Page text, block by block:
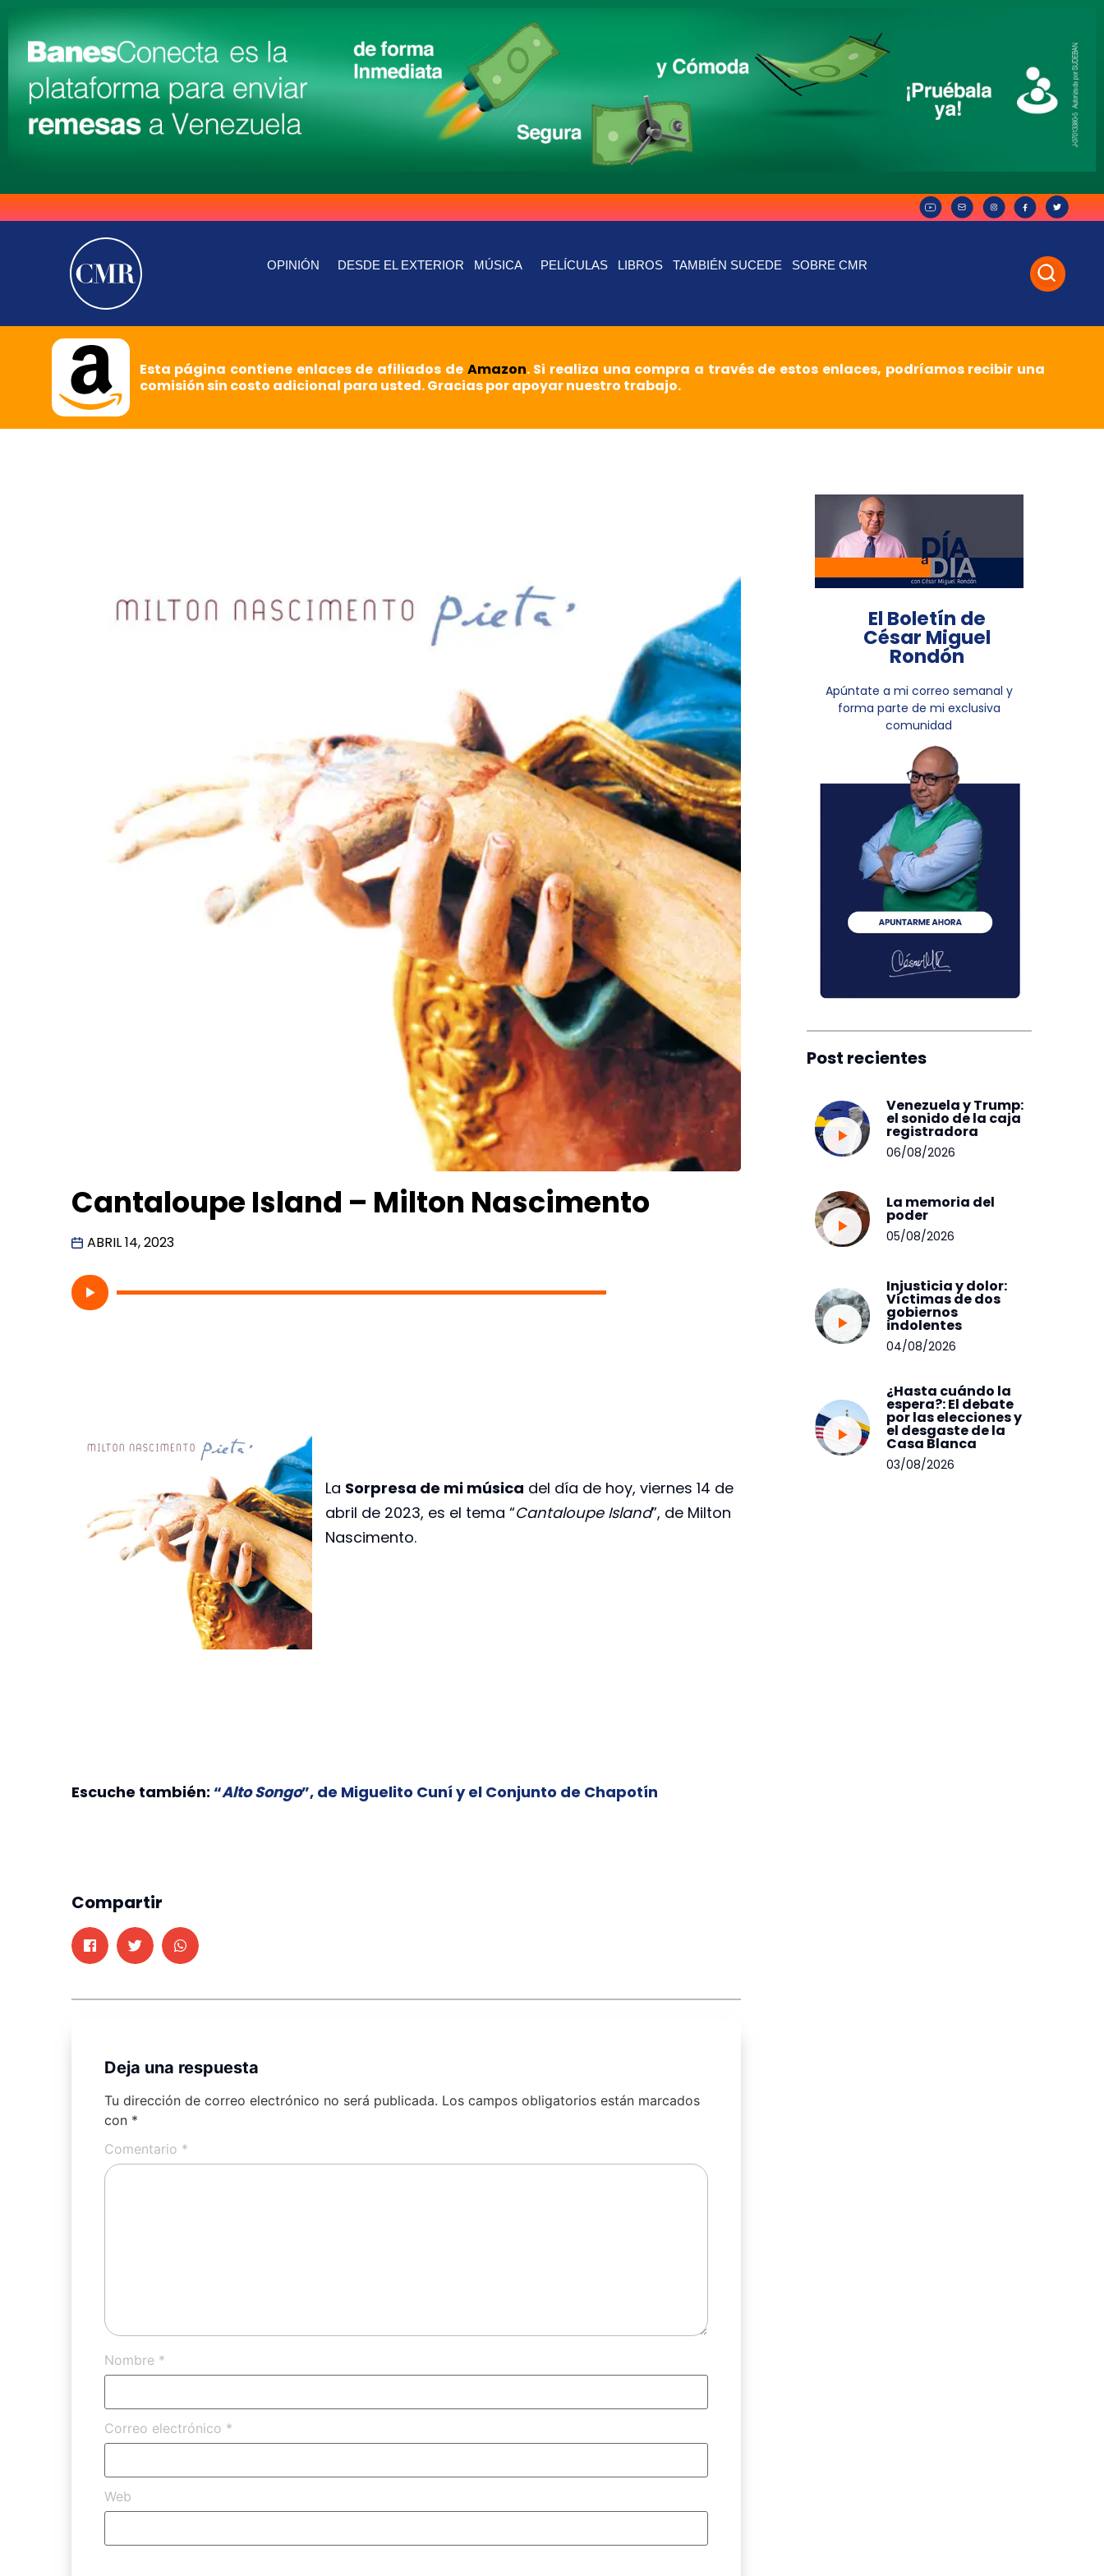
OPINIÓN DESDE EL EXTERIOR MÚSICA PELÍCULAS LIBROS TAMBIÉN SUCEDE SOBRE CMR
Esta página contiene enlaces de afiliados de Amazon. Si realiza una compra a través de estos enlaces, podríamos recibir una
comisión sin costo adicional para usted. Gracias por apoyar nuestro trabajo.
Cantaloupe Island – Milton Nascimento
ABRIL 14, 2023
La Sorpresa de mi música del día de hoy, viernes 14 de
abril de 2023, es el tema “Cantaloupe Island”, de Milton
Nascimento.
Escuche también: “Alto Songo”, de Miguelito Cuní y el Conjunto de Chapotín
Compartir
Deja una respuesta
Tu dirección de correo electrónico no será publicada. Los campos obligatorios están marcados
con *
Comentario *
Nombre *
Correo electrónico *
Web
El Boletín de
César Miguel
Rondón
Apúntate a mi correo semanal y
forma parte de mi exclusiva
comunidad
Post recientes
Venezuela y Trump:
el sonido de la caja
registradora
06/08/2026
La memoria del
poder
05/08/2026
Injusticia y dolor:
Víctimas de dos
gobiernos
indolentes
04/08/2026
¿Hasta cuándo la
espera?: El debate
por las elecciones y
el desgaste de la
Casa Blanca
03/08/2026